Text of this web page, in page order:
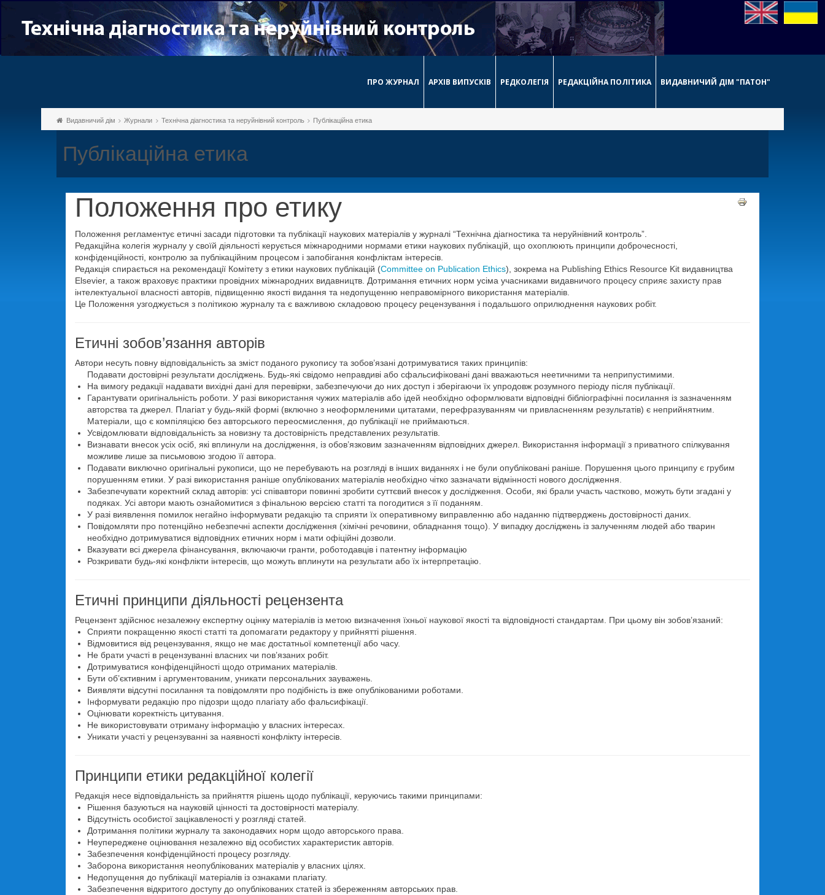
ПРО ЖУРНАЛ АРХІВ ВИПУСКІВ РЕДКОЛЕГІЯ РЕДАКЦІЙНА ПОЛІТИКА ВИДАВНИЧИЙ ДІМ "ПАТОН"
Видавничий дім Журнали Технічна діагностика та неруйнівний контроль Публікаційна етика
Публікаційна етика
Положення про етику
Положення регламентує етичні засади підготовки та публікації наукових матеріалів у журналі “Технічна діагностика та неруйнівний контроль”.
Редакційна колегія журналу у своїй діяльності керується міжнародними нормами етики наукових публікацій, що охоплюють принципи доброчесності,
конфіденційності, контролю за публікаційним процесом і запобігання конфліктам інтересів.
Редакція спирається на рекомендації Комітету з етики наукових публікацій (Committee on Publication Ethics), зокрема на Publishing Ethics Resource Kit видавництва
Elsevier, а також враховує практики провідних міжнародних видавництв. Дотримання етичних норм усіма учасниками видавничого процесу сприяє захисту прав
інтелектуальної власності авторів, підвищенню якості видання та недопущенню неправомірного використання матеріалів.
Це Положення узгоджується з політикою журналу та є важливою складовою процесу рецензування і подальшого оприлюднення наукових робіт.
Етичні зобов’язання авторів
Автори несуть повну відповідальність за зміст поданого рукопису та зобов’язані дотримуватися таких принципів:
Подавати достовірні результати досліджень. Будь-які свідомо неправдиві або сфальсифіковані дані вважаються неетичними та неприпустимими.
На вимогу редакції надавати вихідні дані для перевірки, забезпечуючи до них доступ і зберігаючи їх упродовж розумного періоду після публікації.
Гарантувати оригінальність роботи. У разі використання чужих матеріалів або ідей необхідно оформлювати відповідні бібліографічні посилання із зазначенням
авторства та джерел. Плагіат у будь-якій формі (включно з неоформленими цитатами, перефразуванням чи привласненням результатів) є неприйнятним.
Матеріали, що є компіляцією без авторського переосмислення, до публікації не приймаються.
Усвідомлювати відповідальність за новизну та достовірність представлених результатів.
Визнавати внесок усіх осіб, які вплинули на дослідження, із обов’язковим зазначенням відповідних джерел. Використання інформації з приватного спілкування
можливе лише за письмовою згодою її автора.
Подавати виключно оригінальні рукописи, що не перебувають на розгляді в інших виданнях і не були опубліковані раніше. Порушення цього принципу є грубим
порушенням етики. У разі використання раніше опублікованих матеріалів необхідно чітко зазначати відмінності нового дослідження.
Забезпечувати коректний склад авторів: усі співавтори повинні зробити суттєвий внесок у дослідження. Особи, які брали участь частково, можуть бути згадані у
подяках. Усі автори мають ознайомитися з фінальною версією статті та погодитися з її поданням.
У разі виявлення помилок негайно інформувати редакцію та сприяти їх оперативному виправленню або наданню підтверджень достовірності даних.
Повідомляти про потенційно небезпечні аспекти дослідження (хімічні речовини, обладнання тощо). У випадку досліджень із залученням людей або тварин
необхідно дотримуватися відповідних етичних норм і мати офіційні дозволи.
Вказувати всі джерела фінансування, включаючи гранти, роботодавців і патентну інформацію
Розкривати будь-які конфлікти інтересів, що можуть вплинути на результати або їх інтерпретацію.
Етичні принципи діяльності рецензента
Рецензент здійснює незалежну експертну оцінку матеріалів із метою визначення їхньої наукової якості та відповідності стандартам. При цьому він зобов’язаний:
Сприяти покращенню якості статті та допомагати редактору у прийнятті рішення.
Відмовитися від рецензування, якщо не має достатньої компетенції або часу.
Не брати участі в рецензуванні власних чи пов’язаних робіт.
Дотримуватися конфіденційності щодо отриманих матеріалів.
Бути об’єктивним і аргументованим, уникати персональних зауважень.
Виявляти відсутні посилання та повідомляти про подібність із вже опублікованими роботами.
Інформувати редакцію про підозри щодо плагіату або фальсифікації.
Оцінювати коректність цитування.
Не використовувати отриману інформацію у власних інтересах.
Уникати участі у рецензуванні за наявності конфлікту інтересів.
Принципи етики редакційної колегії
Редакція несе відповідальність за прийняття рішень щодо публікації, керуючись такими принципами:
Рішення базуються на науковій цінності та достовірності матеріалу.
Відсутність особистої зацікавленості у розгляді статей.
Дотримання політики журналу та законодавчих норм щодо авторського права.
Неупереджене оцінювання незалежно від особистих характеристик авторів.
Забезпечення конфіденційності процесу розгляду.
Заборона використання неопублікованих матеріалів у власних цілях.
Недопущення до публікації матеріалів із ознаками плагіату.
Забезпечення відкритого доступу до опублікованих статей із збереженням авторських прав.